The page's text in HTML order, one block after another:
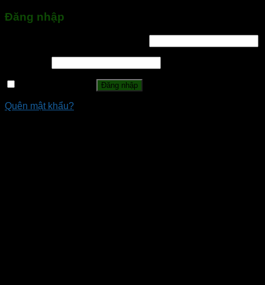
Đăng nhập
Đăng nhập
Quên mật khẩu?